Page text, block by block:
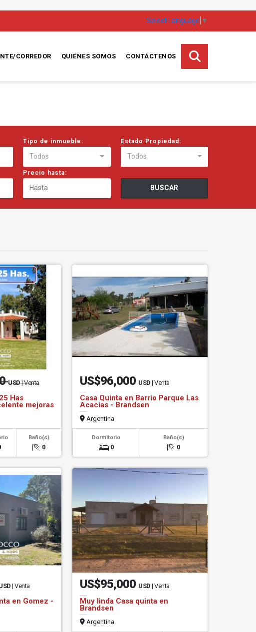
Select Language ▼
CORREDOR QUIÉNES SOMOS CONTÁCTENOS
Tipo de inmueble:
Todos
Estado Propiedad:
Todos
Precio hasta:
BUSCAR
USD| Venta
Has
mejoras
Baño(s)
0
US$96,000 USD | Venta
Casa Quinta en Barrio Parque Las
Acacias - Brandsen
Argentina
Dormitorio
0
Baño(s)
0
| Venta
en Gomez -
US$95,000 USD | Venta
Muy linda Casa quinta en
Brandsen
Argentina